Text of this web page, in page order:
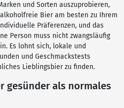
und Sorten auszuprobieren,
Bier am besten zu Ihrem
Präferenzen, und das
Person muss nicht zwangsläufig
Es lohnt sich, lokale und
und Geschmackstests
Lieblingsbier zu finden.
gesünder als normales